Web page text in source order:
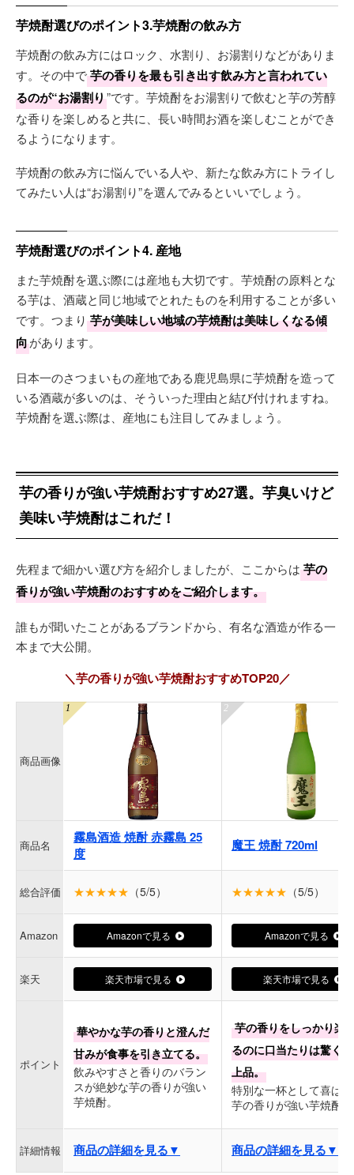
芋焼酎選びのポイント3.芋焼酎の飲み方
芋焼酎の飲み方にはロック、水割り、お湯割りなどがありま
す。その中で芋の香りを最も引き出す飲み方と言われてい
るのが“お湯割り”です。芋焼酎をお湯割りで飲むと芋の芳醇
な香りを楽しめると共に、長い時間お酒を楽しむことができ
るようになります。
芋焼酎の飲み方に悩んでいる人や、新たな飲み方にトライし
てみたい人は“お湯割り”を選んでみるといいでしょう。
芋焼酎選びのポイント4. 産地
また芋焼酎を選ぶ際には産地も大切です。芋焼酎の原料とな
る芋は、酒蔵と同じ地域でとれたものを利用することが多い
です。つまり 芋が美味しい地域の芋焼酎は美味しくなる傾
向があります。
日本一のさつまいもの産地である鹿児島県に芋焼酎を造って
いる酒蔵が多いのは、そういった理由と結び付けれますね。
芋焼酎を選ぶ際は、産地にも注目してみましょう。
芋の香りが強い芋焼酎おすすめ27選。芋臭いけど
美味い芋焼酎はこれだ！
先程まで細かい選び方を紹介しましたが、ここからは 芋の
香りが強い芋焼酎のおすすめをご紹介します。
誰もが聞いたことがあるブランドから、有名な酒造が作る一
本まで大公開。
＼芋の香りが強い芋焼酎おすすめTOP20／
商品画像
商品名
霧島酒造 焼酎 赤霧島 25
度
魔王 焼酎 720ml
総合評価 ★★★★★ （5/5） ★★★★★ （5/5）
Amazon Amazonで見る Amazonで見る
楽天 楽天市場で見る 楽天市場で見る
ポイント
華やかな芋の香りと澄んだ
甘みが食事を引き立てる。
飲みやすさと香りのバラン
スが絶妙な芋の香りが強い
芋焼酎。
芋の香りをしっかり楽
るのに口当たりは驚く
上品。
特別な一杯として喜ば
芋の香りが強い芋焼酎。
詳細情報 商品の詳細を見る▼ 商品の詳細を見る▼